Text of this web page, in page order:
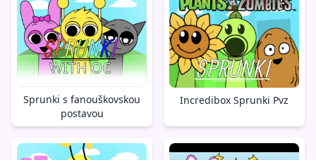
Sprunki s fanouškovskou
postavou
Incredibox Sprunki Pvz